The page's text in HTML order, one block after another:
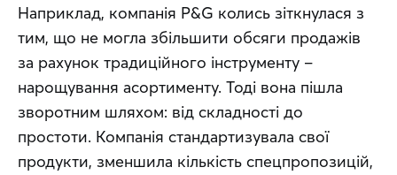
Наприклад, компанія P&G колись зіткнулася з
тим, що не могла збільшити обсяги продажів
за рахунок традиційного інструменту –
нарощування асортименту. Тоді вона пішла
зворотним шляхом: від складності до
простоти. Компанія стандартизувала свої
продукти, зменшила кількість спецпропозицій,